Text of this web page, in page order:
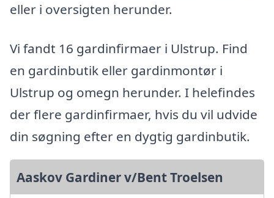
eller i oversigten herunder.
Vi fandt 16 gardinfirmaer i Ulstrup. Find
en gardinbutik eller gardinmontør i
Ulstrup og omegn herunder. I helefindes
der flere gardinfirmaer, hvis du vil udvide
din søgning efter en dygtig gardinbutik.
Aaskov Gardiner v/Bent Troelsen